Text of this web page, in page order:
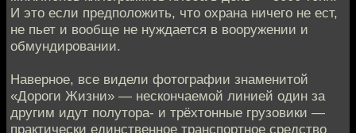
И это если предположить, что охрана ничего не ест,
не пьет и вообще не нуждается в вооружении и
обмундировании.
Наверное, все видели фотографии знаменитой
«Дороги Жизни» — нескончаемой линией один за
другим идут полутора- и трёхтонные грузовики —
практически единственное транспортное средство